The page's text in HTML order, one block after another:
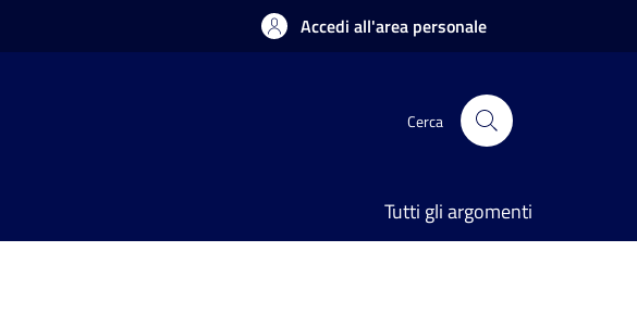
Accedi all'area personale
Cerca
Tutti gli argomenti